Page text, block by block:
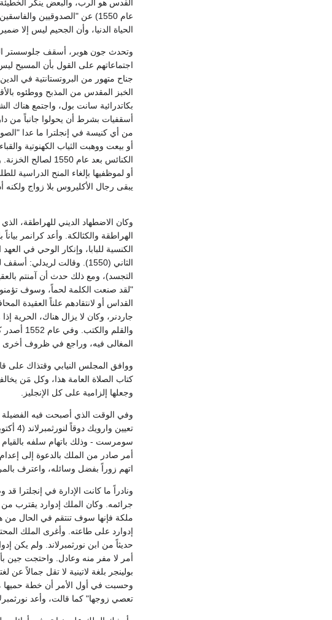
عام 1550) عن "الصدوقيين
الحياة الدنيا، وأن الجحيم ليس إلا
وتحدث جون هوبر، أسقف جلوسستر
جناح متهور من البروتستانتية في
بكاتدرائية سانت بول، واجتمع هناك
يبقى رجال الأكليروس بلا زواج ولكنه
وكان الاضطهاد الديني للهراطقة،
الهراطقة والكثالكة. وأعد كرانمر
الثاني (1550). وقالت
التجسد)، ومع ذلك حدث أن آمنتم
جاردنر، وكان لا يزال هناك، الحرية
والقلم
المغالى فيه، وراجع في ظروف أخرى
ووافق المجلس النيابي وقتذاك على
وجعلها إلزامية على كل الإنجليز.
وفي الوقت الذي أصبحت فيه الفضيلة
سومرست - وذلك باتهام سلفه
اتهم زوراً بفضل وسائله، واعترف
ونادراً ما كانت الإدارة في إنجلترا
جرائمه. وكان الملك إدوارد يقترب
ملكة فإنها سوف تنتقم في الحال من
إدوارد على طاعته. وأغرى الملك
حديثاً من ابن نورثمبرلاند. ولم يكن
أمر لا مفر منه وعادل. واحتجت جين
بولينجر بلغة لاتينية لا تقل جمالاً
وحسبت في أول الأمر أن خطة حميها
تعصي زوجها" كما قالت، وأعد